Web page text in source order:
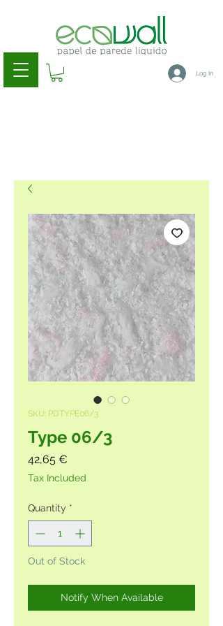
Log In
SKU: PDTYPE06/3
Type 06/3
42,65 €
Tax Included
Quantity *
Out of Stock
Notify When Available